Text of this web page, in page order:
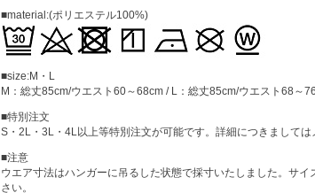
■material:(ポリエステル100%)
■size:M・L
M：総丈85cm/ウエスト60～68cm / L：総丈85cm/ウエスト68～
■特別注文
S・2L・3L・4L以上等特別注文が可能です。詳細につきまして
■注意
ウエア寸法はハンガーに吊るした状態で採寸いたしました。サ
さい。